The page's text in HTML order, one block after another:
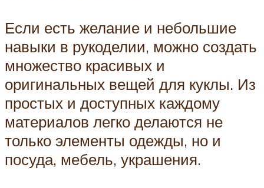
Если есть желание и небольшие
навыки в рукоделии, можно создать
множество красивых и
оригинальных вещей для куклы. Из
простых и доступных каждому
материалов легко делаются не
только элементы одежды, но и
посуда, мебель, украшения.